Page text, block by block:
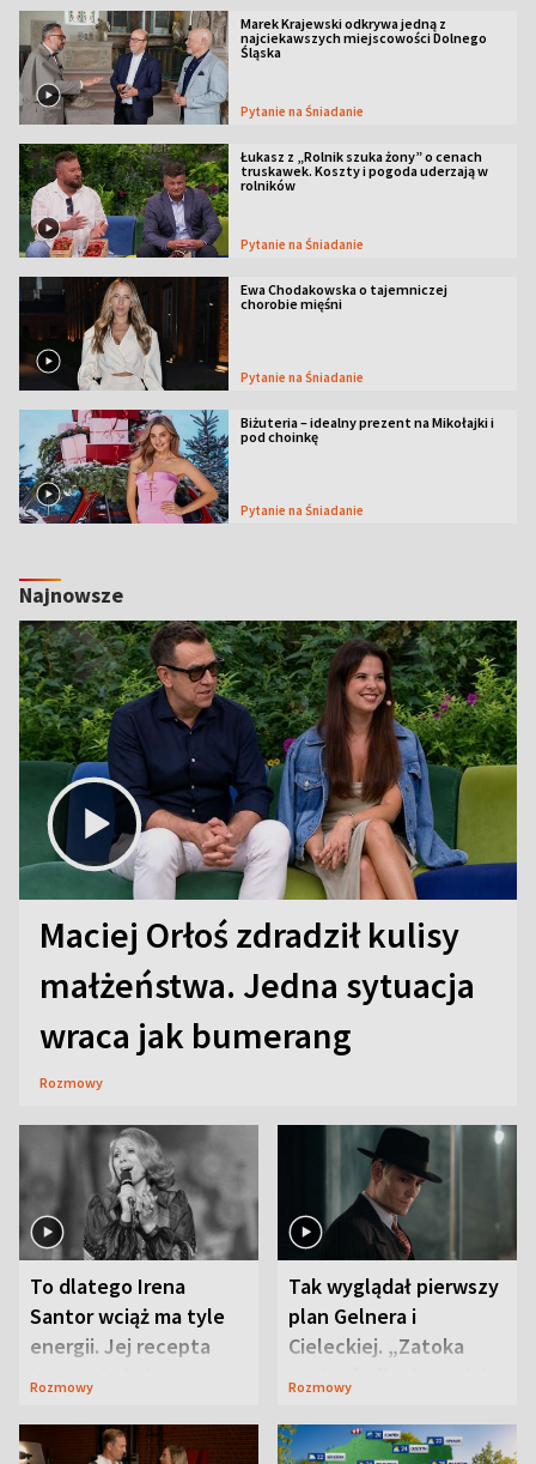
Marek Krajewski odkrywa jedną z
najciekawszych miejscowości Dolnego
Śląska
Pytanie na Śniadanie
Łukasz z „Rolnik szuka żony” o cenach
truskawek. Koszty i pogoda uderzają w
rolników
Pytanie na Śniadanie
Ewa Chodakowska o tajemniczej
chorobie mięśni
Pytanie na Śniadanie
Biżuteria – idealny prezent na Mikołajki i
pod choinkę
Pytanie na Śniadanie
Najnowsze
Maciej Orłoś zdradził kulisy
małżeństwa. Jedna sytuacja
wraca jak bumerang
Rozmowy
To dlatego Irena
Santor wciąż ma tyle
energii. Jej recepta
jest zaskakująco
Rozmowy
Tak wyglądał pierwszy
plan Gelnera i
Cieleckiej. „Zatoka
szpiegów” od razu ich
Rozmowy